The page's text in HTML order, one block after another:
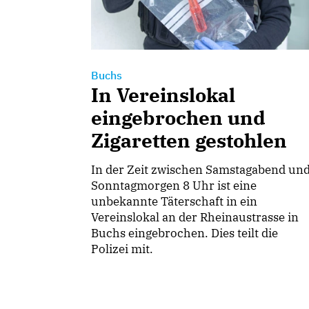
Buchs
In Vereinslokal
eingebrochen und
Zigaretten gestohlen
In der Zeit zwischen Samstagabend
Sonntagmorgen 8 Uhr ist eine
unbekannte Täterschaft in ein
Vereinslokal an der Rheinaustrasse in
Buchs eingebrochen. Dies teilt die
Polizei mit.